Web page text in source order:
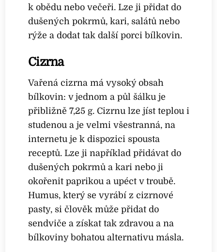
k obědu nebo večeři. Lze ji přidat do
dušených pokrmů, kari, salátů nebo
rýže a dodat tak další porci bílkovin.
Cizrna
Vařená cizrna má vysoký obsah
bílkovin: v jednom a půl šálku je
přibližně 7,25 g. Cizrnu lze jíst teplou i
studenou a je velmi všestranná, na
internetu je k dispozici spousta
receptů. Lze ji například přidávat do
dušených pokrmů a kari nebo ji
okořenit paprikou a upéct v troubě.
Humus, který se vyrábí z cizrnové
pasty, si člověk může přidat do
sendviče a získat tak zdravou a na
bílkoviny bohatou alternativu másla.